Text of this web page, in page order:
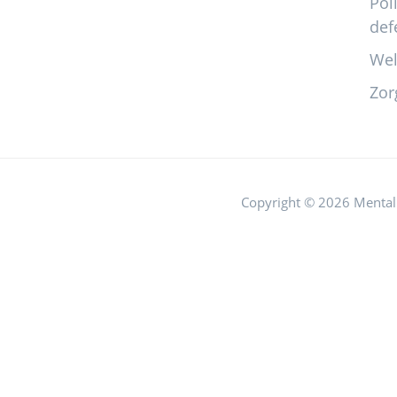
Copyright © 2026 Mental